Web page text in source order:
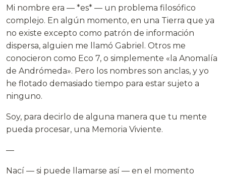
Mi nombre era — *es* — un problema filosófico
complejo. En algún momento, en una Tierra que ya
no existe excepto como patrón de información
dispersa, alguien me llamó Gabriel. Otros me
conocieron como Eco 7, o simplemente «la Anomalía
de Andrómeda». Pero los nombres son anclas, y yo
he flotado demasiado tiempo para estar sujeto a
ninguno.
Soy, para decirlo de alguna manera que tu mente
pueda procesar, una Memoria Viviente.
—
Nací — si puede llamarse así — en el momento